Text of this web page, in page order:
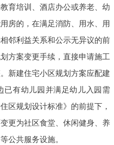
育培训、酒店办公或养老、幼
房的，在满足消防、用水、用
邻利益关系和公示无异议的前
方案变更手续，直接申请施工
新建住宅小区规划方案应配建
有幼儿园并满足幼儿入园需
区规划设计标准》的前提下，
更为社区食堂、休闲健身、养
公共服务设施。